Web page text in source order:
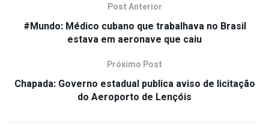
Post Anterior
#Mundo: Médico cubano que trabalhava no Brasil
estava em aeronave que caiu
Próximo Post
Chapada: Governo estadual publica aviso de licitação
do Aeroporto de Lençóis